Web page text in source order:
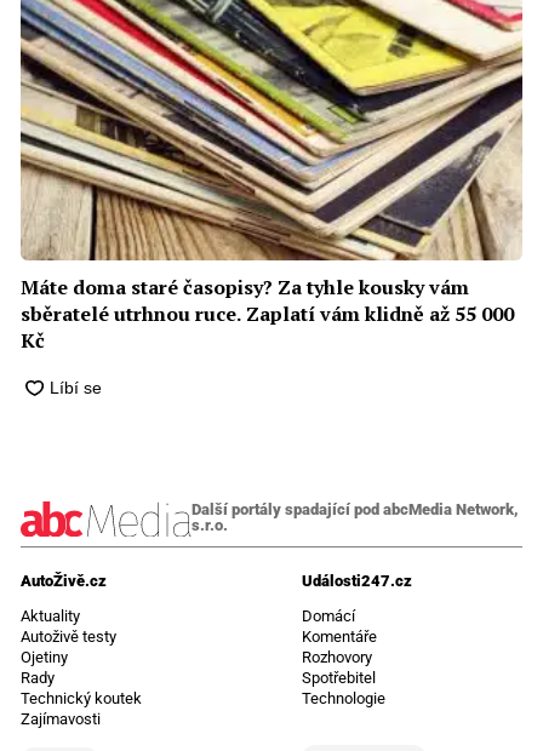
Máte doma staré časopisy? Za tyhle kousky vám
sběratelé utrhnou ruce. Zaplatí vám klidně až 55 000
Kč
Další portály spadající pod abcMedia Network,
s.r.o.
AutoŽivě.cz
Aktuality
Autoživě testy
Ojetiny
Rady
Technický koutek
Zajímavosti
Události247.cz
Domácí
Komentáře
Rozhovory
Spotřebitel
Technologie